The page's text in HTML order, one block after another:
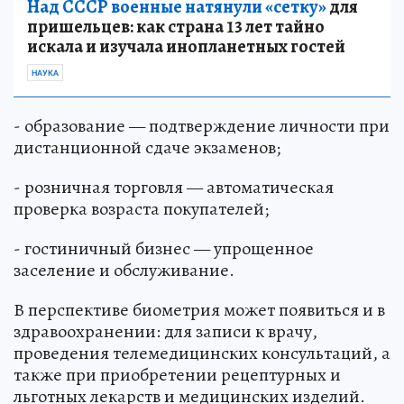
Над СССР военные натянули «сетку»для
пришельцев: как страна 13 лет тайно
искала и изучала инопланетных гостей
НАУКА
- образование — подтверждение личности при
дистанционной сдаче экзаменов;
- розничная торговля — автоматическая
проверка возраста покупателей;
- гостиничный бизнес — упрощенное
заселение и обслуживание.
В перспективе биометрия может появиться и в
здравоохранении: для записи к врачу,
проведения телемедицинских консультаций, а
также при приобретении рецептурных и
льготных лекарств и медицинских изделий.